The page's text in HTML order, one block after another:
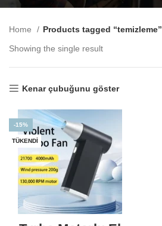
Home
Products tagged “temizleme”
Showing the single result
Kenar çubuğunu göster
-15%
TÜKENDI